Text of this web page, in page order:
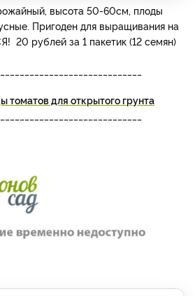
высота 50-60см, плоды
Пригоден для выращивания на
20 рублей за 1 пакетик (12 семян)
томатов для открытого грунта